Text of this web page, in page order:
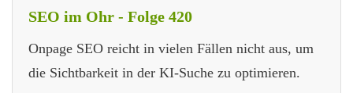
SEO im Ohr - Folge 420
Onpage SEO reicht in vielen Fällen nicht aus, um
die Sichtbarkeit in der KI-Suche zu optimieren.